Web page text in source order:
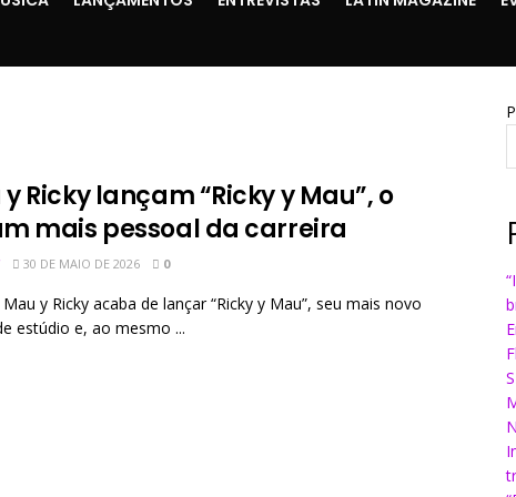
Ricky lançam “Ricky y Mau”, o
mais pessoal da carreira
30 DE MAIO DE 2026 0
y Ricky acaba de lançar “Ricky y Mau”, seu mais novo
estúdio e, ao mesmo ...